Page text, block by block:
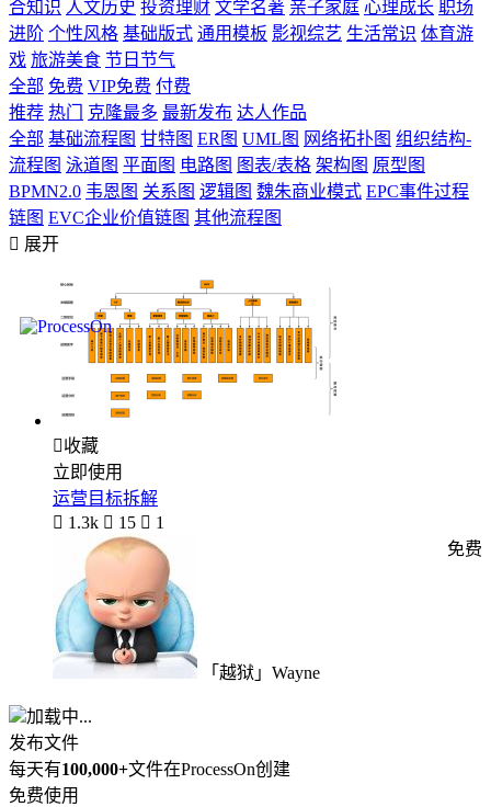
合知识 人文历史 投资理财 文学名著 亲子家庭 心理成长 职场
进阶 个性风格 基础版式 通用模板 影视综艺 生活常识 体育游
戏 旅游美食 节日节气
全部 免费 VIP免费 付费
推荐 热门 克隆最多 最新发布 达人作品
全部 基础流程图 甘特图 ER图 UML图 网络拓扑图 组织结构-
流程图 泳道图 平面图 电路图 图表/表格 架构图 原型图
BPMN2.0 韦恩图 关系图 逻辑图 魏朱商业模式 EPC事件过程
链图 EVC企业价值链图 其他流程图
 展开
收藏
立即使用
运营目标拆解
 1.3k  15  1
「越狱」Wayne
免费
加载中...
发布文件
每天有100,000+文件在ProcessOn创建
免费使用